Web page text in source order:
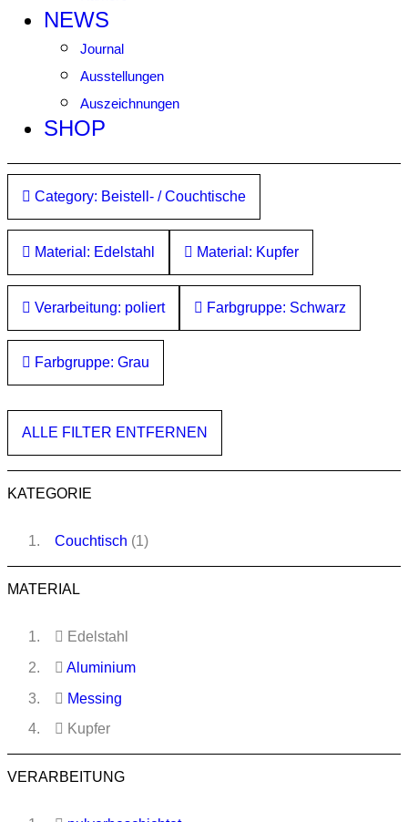
NEWS
Journal
Ausstellungen
Auszeichnungen
SHOP
Category: Beistell- / Couchtische
Material: Edelstahl Material: Kupfer
Verarbeitung: poliert Farbgruppe: Schwarz
Farbgruppe: Grau
ALLE FILTER ENTFERNEN
KATEGORIE
Couchtisch (1)
MATERIAL
Edelstahl
Aluminium
Messing
Kupfer
VERARBEITUNG